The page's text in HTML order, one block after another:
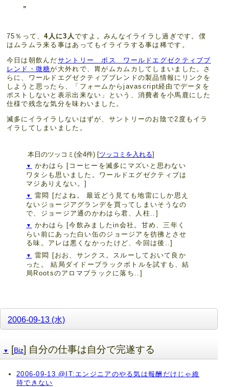
75％って、4人に3人ですよ。みんなイライラし過ぎです。僕
はムラムラ来る事はあってもイライラする事は稀です。
今日は朝飲んだサントリー ボス ワールドエグゼクティブブ
レンド・微糖が大外れで、胃がムカムカしてしまいました。さ
らに、ワールドエグゼクティブブレンドの製品情報にリンクを
しようと思ったら、「フォームからjavascript経由でデータを
ポストしないと表示出来ない」という、消費者を小馬鹿にした
仕様で残念な気分を味わいました。
滅多にイライラしないはずが、サントリーのお陰で2度もイラ
イラしてしまいました。
本日のツッコミ(全4件) [ツッコミを入れる]
▼ かわはら [コーヒーを滅多にマズいと思わない
ワタシも思いました。ワールドエグゼクティブは
マジありえない。]
▼ 雷悶
[だよね。 最近どう見ても地雷にしか思え
ないジョージアグランデを買ってしまいそうなの
で、ジョージア通のかわはら君、人柱..]
▼ かわはら
[今飲みましたin会社。甘め、三年く
らい前にあった白い缶のジョージアを彷彿とさせ
る味。アレは悪くなかったけど、今回は後..]
▼ 雷悶
[おお、サンクス。スルーしておいて良か
った。 結局ダイドーブラックボトルを試すも、結
局Rootsのアロマブラックに落ち..]
2006-09-13 (水)
▼ [Biz] 自分の仕事は自分で完遂する
2006-09-13 @IT:エンジニアのやる気は報酬だけじゃ維
持できない